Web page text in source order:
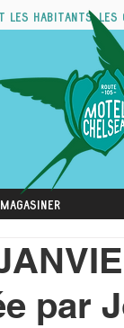
les habitants,
par